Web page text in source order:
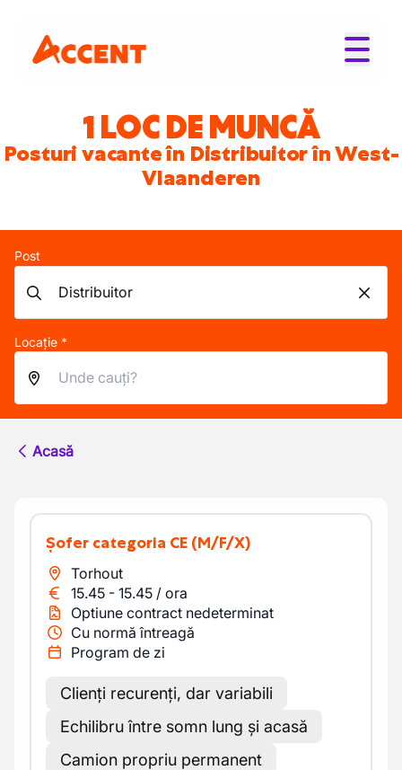
1 LOC DE MUNCĂ
Posturi vacante în Distribuitor în West-
Vlaanderen
Post
Locație *
Acasă
Șofer categoria CE (M/F/X)
Torhout
15.45 - 15.45 / ora
Optiune contract nedeterminat
Cu normă întreagă
Program de zi
Clienți recurenți, dar variabili
Echilibru între somn lung și acasă
Camion propriu permanent